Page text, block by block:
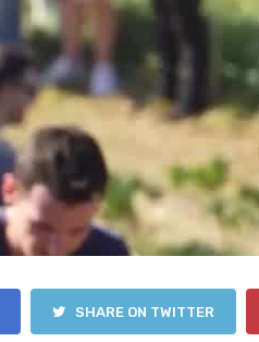
SHARE ON TWITTER